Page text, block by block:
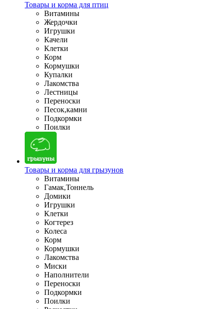
Товары и корма для птиц
Витамины
Жердочки
Игрушки
Качели
Клетки
Корм
Кормушки
Купалки
Лакомства
Лестницы
Переноски
Песок,камни
Подкормки
Поилки
Товары и корма для грызунов
Витамины
Гамак,Тоннель
Домики
Игрушки
Клетки
Когтерез
Колеса
Корм
Кормушки
Лакомства
Миски
Наполнители
Переноски
Подкормки
Поилки